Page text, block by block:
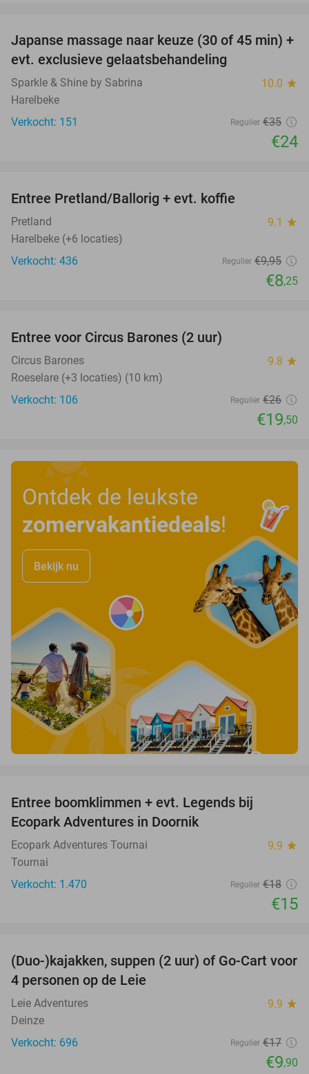
31%
Japanse massage naar keuze (30 of 45 min) +
evt. exclusieve gelaatsbehandeling
Sparkle & Shine by Sabrina 10.0 star
Harelbeke
Verkocht: 151
Regulier €35
€24
Entree Pretland/Ballorig + evt. koffie
Pretland 9.1 star
Harelbeke (+6 locaties)
Verkocht: 436
Regulier €9,95
€8,25
Entree voor Circus Barones (2 uur)
Circus Barones 9.8 star
Roeselare (+3 locaties) (10 km)
Verkocht: 106
Regulier €26
€19,50
Ontdek de leukste
zomervakantiedeals!
Bekijk nu
Entree boomklimmen + evt. Legends bij
Ecopark Adventures in Doornik
Ecopark Adventures Tournai 9.9 star
Tournai
Verkocht: 1.470
Regulier €18
€15
42%
(Duo-)kajakken, suppen (2 uur) of Go-Cart voor
4 personen op de Leie
Leie Adventures 9.9 star
Deinze
Verkocht: 696
Regulier €17
€9,90